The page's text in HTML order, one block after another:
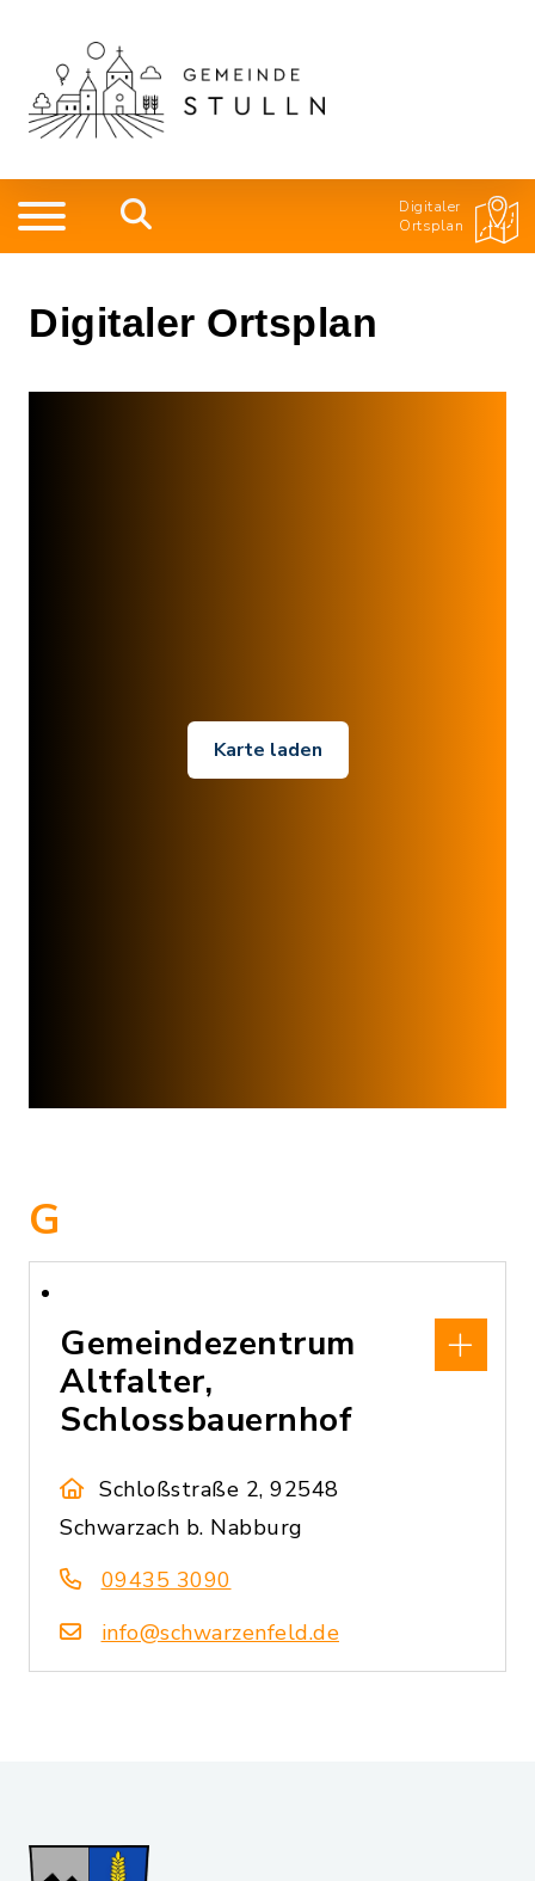
Digitaler
Ortsplan
Digitaler Ortsplan
Karte laden
G
Gemeindezentrum
Altfalter,
Schlossbauernhof
Schloßstraße 2, 92548
Schwarzach b. Nabburg
09435 3090
info@schwarzenfeld.de